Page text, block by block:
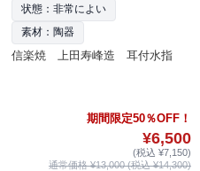
状態：非常によい
素材：陶器
信楽焼 上田寿峰造 耳付水指
期間限定50％OFF！
¥6,500
(税込 ¥7,150)
通常価格 ¥13,000 (税込 ¥14,300)